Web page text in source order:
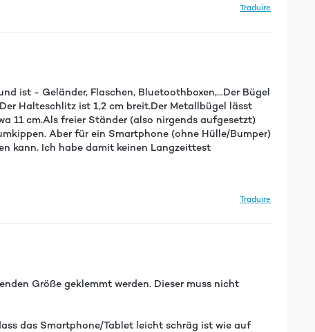
Traduire
ist - Geländer, Flaschen, Bluetoothboxen,...Der Bügel
Halteschlitz ist 1,2 cm breit.Der Metallbügel lässt
11 cm.Als freier Ständer (also nirgends aufgesetzt)
Aber für ein Smartphone (ohne Hülle/Bumper)
kann. Ich habe damit keinen Langzeittest
Traduire
Größe geklemmt werden. Dieser muss nicht
das Smartphone/Tablet leicht schräg ist wie auf